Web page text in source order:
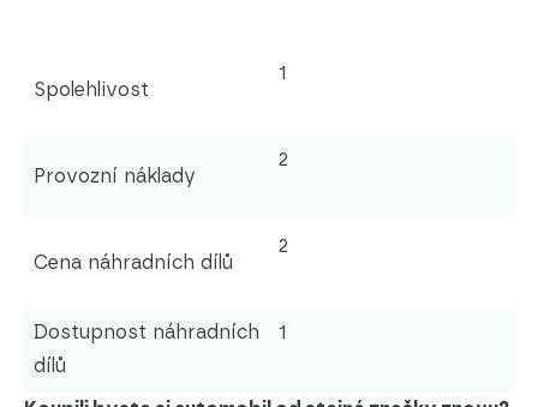
Spolehlivost
1
Provozní náklady
2
Cena náhradních dílů
2
Dostupnost náhradních
dílů
1